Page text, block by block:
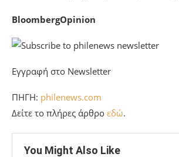
BloombergOpinion
Εγγραφή στο Newsletter
ΠΗΓΗ: philenews.com
Δείτε το πλήρες άρθρο εδώ.
You Might Also Like